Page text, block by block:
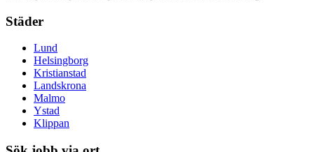
Städer
Lund
Helsingborg
Kristianstad
Landskrona
Malmo
Ystad
Klippan